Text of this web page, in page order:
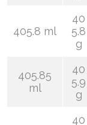
405.8 ml
40
5.8
g
405.85
ml
40
5.9
g
40